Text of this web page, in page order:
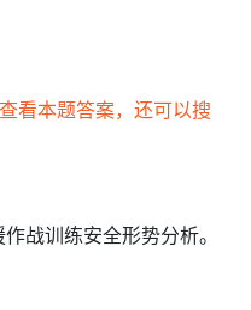
看本题答案，还可以搜
战训练安全形势分析。